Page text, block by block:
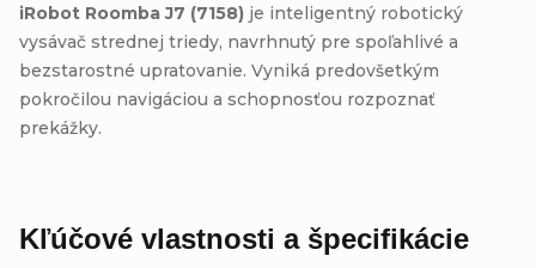
iRobot Roomba J7 (7158) je inteligentný robotický
vysávač strednej triedy, navrhnutý pre spoľahlivé a
bezstarostné upratovanie. Vyniká predovšetkým
pokročilou navigáciou a schopnosťou rozpoznať
prekážky.
Kľúčové vlastnosti a špecifikácie